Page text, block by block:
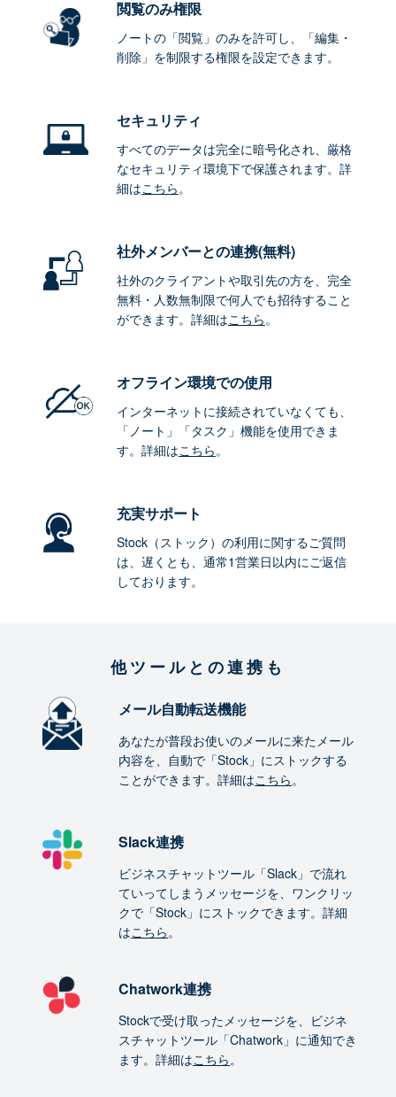
閲覧のみ権限
ノートの「閲覧」のみを許可し、「編集・
削除」を制限する権限を設定できます。
セキュリティ
すべてのデータは完全に暗号化され、厳格
なセキュリティ環境下で保護されます。詳
細はこちら。
社外メンバーとの連携(無料)
社外のクライアントや取引先の方を、完全
無料・人数無制限で何人でも招待すること
ができます。詳細はこちら。
オフライン環境での使用
インターネットに接続されていなくても、
「ノート」「タスク」機能を使用できま
す。詳細はこちら。
充実サポート
Stock（ストック）の利用に関するご質問
は、遅くとも、通常1営業日以内にご返信
しております。
他ツールとの連携も
メール自動転送機能
あなたが普段お使いのメールに来たメール
内容を、自動で「Stock」にストックする
ことができます。詳細はこちら。
Slack連携
ビジネスチャットツール「Slack」で流れ
ていってしまうメッセージを、ワンクリッ
クで「Stock」にストックできます。詳細
はこちら。
Chatwork連携
Stockで受け取ったメッセージを、ビジネ
スチャットツール「Chatwork」に通知でき
ます。詳細はこちら。